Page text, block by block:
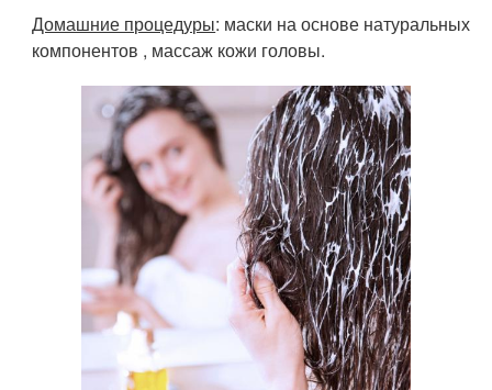
Домашние процедуры: маски на основе натуральных
компонентов , массаж кожи головы.